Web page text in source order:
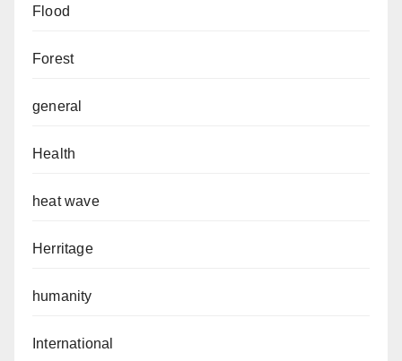
Flood
Forest
general
Health
heat wave
Herritage
humanity
International